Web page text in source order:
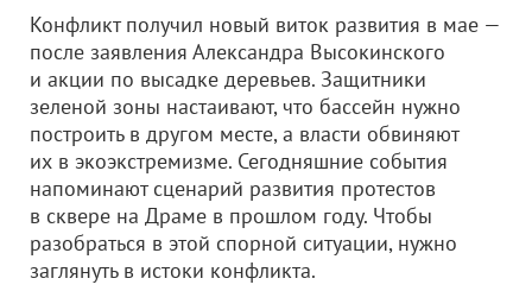
Конфликт получил новый виток развития в мае —
после заявления Александра Высокинского
и акции по высадке деревьев. Защитники
зеленой зоны настаивают, что бассейн нужно
построить в другом месте, а власти обвиняют
их в экоэкстремизме. Сегодняшние события
напоминают сценарий развития протестов
в сквере на Драме в прошлом году. Чтобы
разобраться в этой спорной ситуации, нужно
заглянуть в истоки конфликта.